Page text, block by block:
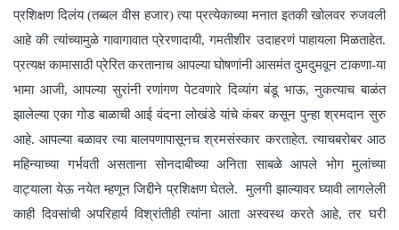
प्रशिक्षण दिलंय (तब्बल वीस हजार) त्या प्रत्येकाच्या मनात इतकी खोलवर रुजवली
आहे की त्यांच्यामुळे गावागावात प्रेरणादायी, गमतीशीर उदाहरणं पाहायला मिळताहेत.
प्रत्यक्ष कामासाठी प्रेरित करतानाच आपल्या घोषणांनी आसमंत दुमदुमवून टाकणा-या
भामा आजी, आपल्या सुरांनी रणांगण पेटवणारे दिव्यांग बंडू भाऊ, नुकत्याच बाळंत
झालेल्या एका गोड बाळाची आई वंदना लोखंडे यांचे कंबर कसून पुन्हा श्रमदान सुरु
आहे. आपल्या बळावर त्या बालपणापासूनच श्रमसंस्कार करताहेत. त्याचबरोबर आठ
महिन्याच्या गर्भवती असताना सोनदाबीच्या अनिता साबळे आपले भोग मुलांच्या
वाट्याला येऊ नयेत म्हणून जिद्दीने प्रशिक्षण घेतले. मुलगी झाल्यावर घ्यावी लागलेली
काही दिवसांची अपरिहार्य विश्रांतीही त्यांना आता अस्वस्थ करते आहे, तर घरी